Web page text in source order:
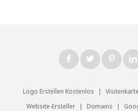
Logo Erstellen Kostenlos |
Website-Ersteller
| Domains |